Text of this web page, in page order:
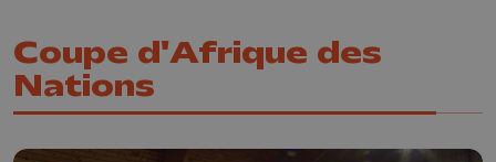
Coupe d'Afrique des
Nations